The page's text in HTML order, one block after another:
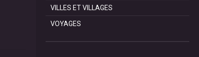
VILLES ET VILLAGES
VOYAGES